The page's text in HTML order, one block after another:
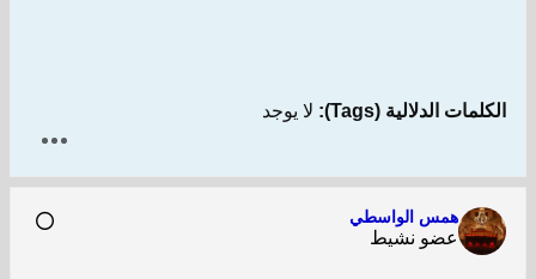
الكلمات الدلالية (Tags): لا يوجد
همس الواسطي
عضو نشيط